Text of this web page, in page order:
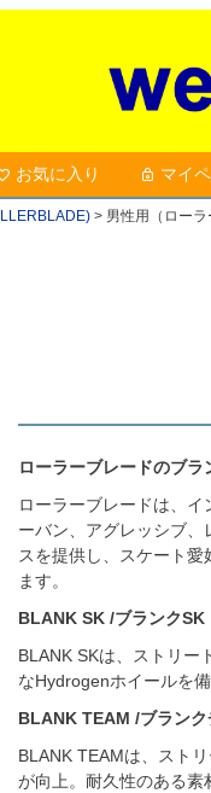
お気に入り マイ
男性用（ローラ
ローラーブレードのブラ
ローラーブレードは、
ーバン、アグレッシブ
スを提供し、スケート
ます。
BLANK SK /ブランクSK
BLANK SKは、ストリー
なHydrogenホイールを
BLANK TEAM /ブランク
BLANK TEAMは、スト
が向上。耐久性のある素